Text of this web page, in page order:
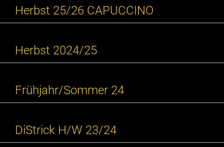
Herbst 25/26 CAPUCCINO
Herbst 2024/25
Frühjahr/Sommer 24
DiStrick H/W 23/24